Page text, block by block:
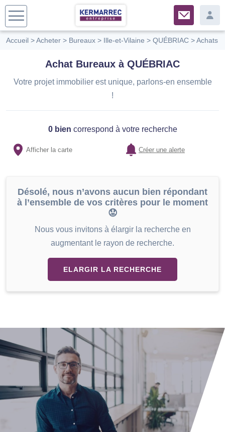
Accueil >Acheter > Bureaux > Ille-et-Vilaine > QUÉBRIAC >Achats
Achat Bureaux à QUÉBRIAC
Votre projet immobilier est unique, parlons-en ensemble
!
0 bien correspond à votre recherche
Afficher la carte Créer une alerte
Désolé, nous n’avons aucun bien répondant
à l’ensemble de vos critères pour le moment
😟
Nous vous invitons à élargir la recherche en
augmentant le rayon de recherche.
ELARGIR LA RECHERCHE